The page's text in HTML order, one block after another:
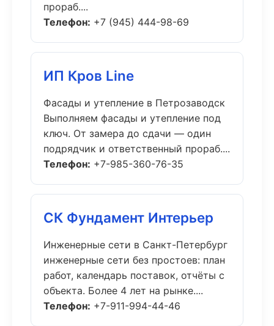
прораб....
Телефон: +7 (945) 444-98-69
ИП Кров Line
Фасады и утепление в Петрозаводск
Выполняем фасады и утепление под
ключ. От замера до сдачи — один
подрядчик и ответственный прораб....
Телефон: +7-985-360-76-35
СК Фундамент Интерьер
Инженерные сети в Санкт-Петербург
инженерные сети без простоев: план
работ, календарь поставок, отчёты с
объекта. Более 4 лет на рынке....
Телефон: +7-911-994-44-46